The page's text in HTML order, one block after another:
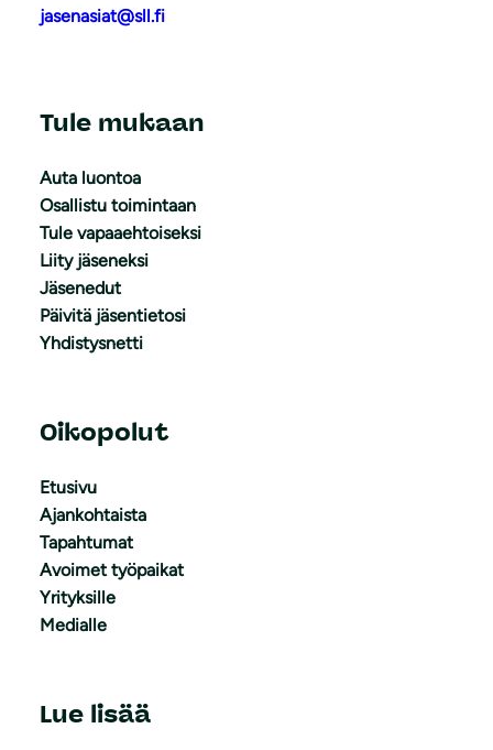
jasenasiat@sll.fi
Tule mukaan
Auta luontoa
Osallistu toimintaan
Tule vapaaehtoiseksi
Liity jäseneksi
Jäsenedut
Päivitä jäsentietosi
Yhdistysnetti
Oikopolut
Etusivu
Ajankohtaista
Tapahtumat
Avoimet työpaikat
Yrityksille
Medialle
Lue lisää